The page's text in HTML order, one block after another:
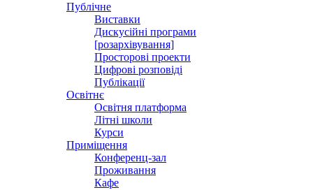
Публічне
Виставки
Дискусійні програми
[розархівування]
Просторові проекти
Цифрові розповіді
Публікації
Освітнє
Освітня платформа
Літні школи
Курси
Приміщення
Конференц-зал
Проживання
Кафе